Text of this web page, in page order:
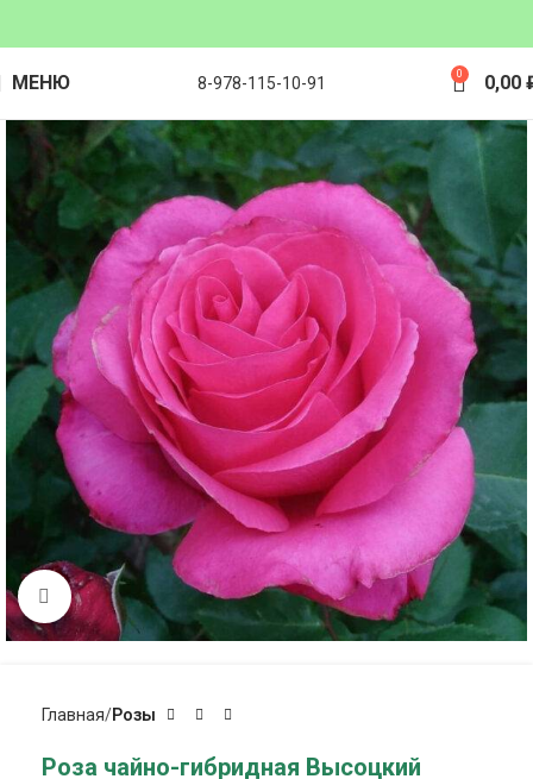
МЕНЮ 8-978-115-10-91 0 0,00
Click to enlarge
Главная Розы
Роза чайно-гибридная Высоцкий